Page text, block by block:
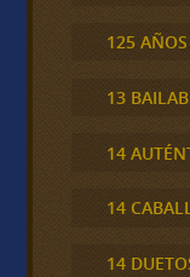
125
13
14
14
14